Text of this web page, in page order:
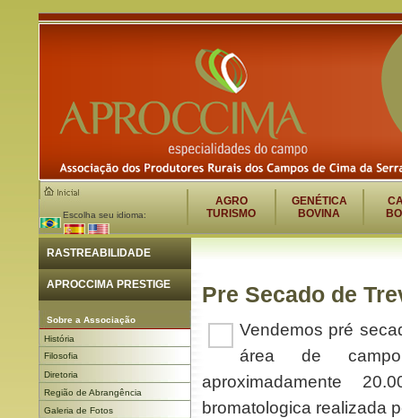
Escolha seu idioma:
AGRO
TURISMO
GENÉTICA
BOVINA
RASTREABILIDADE
APROCCIMA PRESTIGE
Sobre a Associação
História
Filosofia
Diretoria
Região de Abrangência
Galeria de Fotos
Pre Secado de
Vendemos pré
área de
aproximadamente
bromatologica realizada